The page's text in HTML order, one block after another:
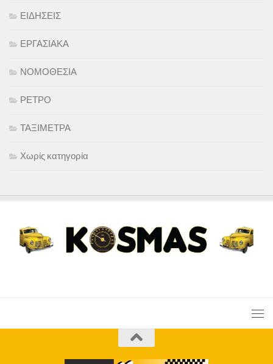
ΕΙΔΗΣΕΙΣ
ΕΡΓΑΣΙΑΚΑ
ΝΟΜΟΘΕΣΙΑ
ΡΕΤΡΟ
ΤΑΞΙΜΕΤΡΑ
Χωρίς κατηγορία